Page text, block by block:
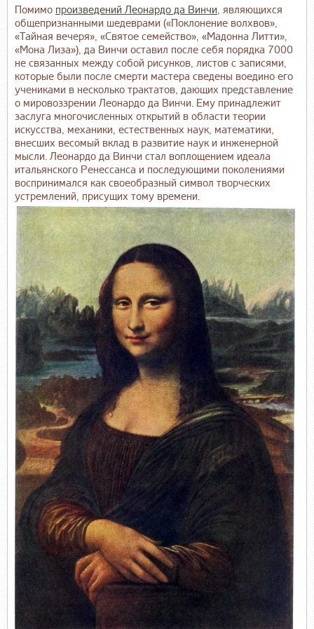
Помимо произведений Леонардо да Винчи, являющихся
общепризнанными шедеврами («Поклонение волхвов»,
«Тайная вечеря», «Святое семейство», «Мадонна Литти»,
«Мона Лиза»), да Винчи оставил после себя порядка 7000
не связанных между собой рисунков, листов с записями,
которые были после смерти мастера сведены воедино его
учениками в несколько трактатов, дающих представление
о мировоззрении Леонардо да Винчи. Ему принадлежит
заслуга многочисленных открытий в области теории
искусства, механики, естественных наук, математики,
внесших весомый вклад в развитие наук и инженерной
мысли. Леонардо да Винчи стал воплощением идеала
итальянского Ренессанса и последующими поколениями
воспринимался как своеобразный символ творческих
устремлений, присущих тому времени.